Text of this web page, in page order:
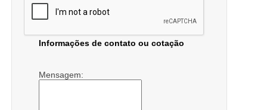
Informações de contato ou cotação
Mensagem: